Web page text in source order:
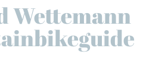
Wettemann